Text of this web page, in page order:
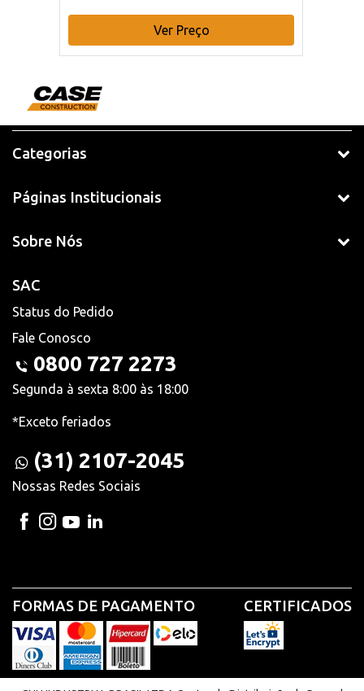
Ver Preço
Categorias
Páginas Institucionais
Sobre Nós
SAC
Status do Pedido
Fale Conosco
0800 727 2273
Segunda à sexta 8:00 às 18:00
*Exceto feriados
(31) 2107-2045
Nossas Redes Sociais
FORMAS DE PAGAMENTO CERTIFICADOS